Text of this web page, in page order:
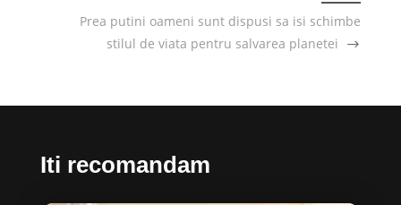
Prea putini oameni sunt dispusi sa isi schimbe
stilul de viata pentru salvarea planetei
Iti recomandam